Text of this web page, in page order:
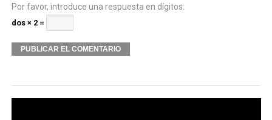
Por favor, introduce una respuesta en dígitos:
dos × 2 =